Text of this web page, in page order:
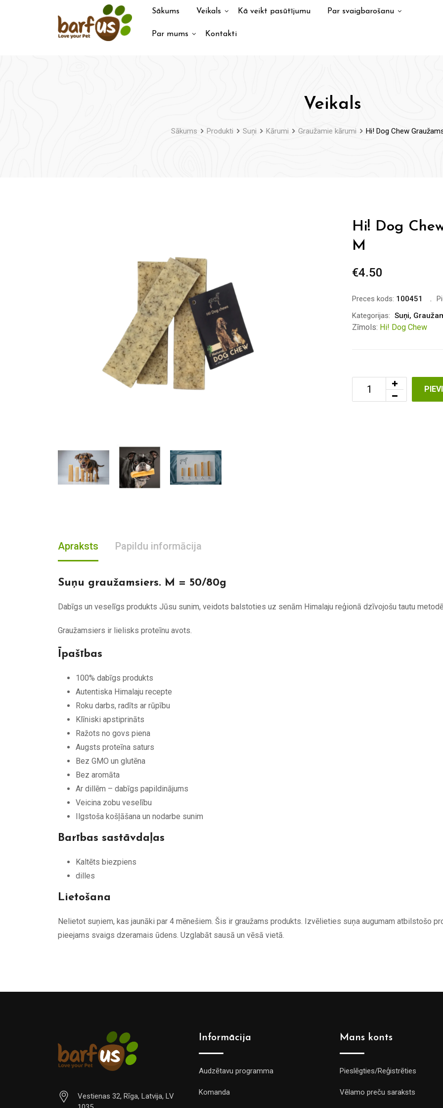
Sākums Veikals Kā veikt pasūtījumu Par svaigbarošanu
Par mums Kontakti
Veikals
Sākums Produkti Suņi Kārumi Graužamie kārumi Hi! Dog Chew
Hi! Dog
M
€4.50
Preces kods: 100451
Kategorijas: Suņi,
Zīmols: Hi! Dog Chew
Apraksts Papildu informācija
Suņu graužamsiers. M = 50/80g
Dabīgs un veselīgs produkts Jūsu sunim, veidots balstoties uz senām Himalaju reģionā dzīvojošu tautu
Graužamsiers ir lielisks proteīnu avots.
Īpašības
100% dabīgs produkts
Autentiska Himalaju recepte
Roku darbs, radīts ar rūpību
Klīniski apstiprināts
Ražots no govs piena
Augsts proteīna saturs
Bez GMO un glutēna
Bez aromāta
Ar dillēm – dabīgs papildinājums
Veicina zobu veselību
Ilgstoša košļāšana un nodarbe sunim
Barības sastāvdaļas
Kaltēts biezpiens
dilles
Lietošana
Nelietot suņiem, kas jaunāki par 4 mēnešiem. Šis ir graužams produkts. Izvēlieties suņa augumam atbilstošo
pieejams svaigs dzeramais ūdens. Uzglabāt sausā un vēsā vietā.
Vestienas 32, Rīga, Latvija, LV
Informācija
Audzētavu programma
Komanda
Mans konts
Pieslēgties/Reģistrēties
Vēlamo preču saraksts